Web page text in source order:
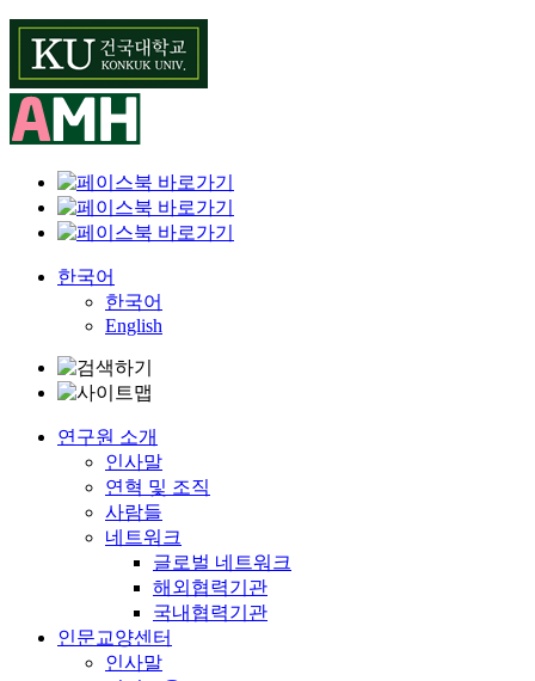
Skip
content
한국어
한국어
English
연구원 소개
인사말
연혁 및 조직
사람들
네트워크
글로벌 네트워크
해외협력기관
국내협력기관
인문교양센터
인사말